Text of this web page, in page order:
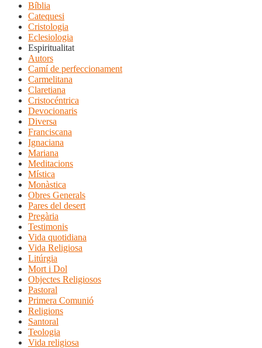
Bíblia
Catequesi
Cristologia
Eclesiologia
Espiritualitat
Autors
Camí de perfeccionament
Carmelitana
Claretiana
Cristocéntrica
Devocionaris
Diversa
Franciscana
Ignaciana
Mariana
Meditacions
Mística
Monàstica
Obres Generals
Pares del desert
Pregària
Testimonis
Vida quotidiana
Vida Religiosa
Litúrgia
Mort i Dol
Objectes Religiosos
Pastoral
Primera Comunió
Religions
Santoral
Teologia
Vida religiosa